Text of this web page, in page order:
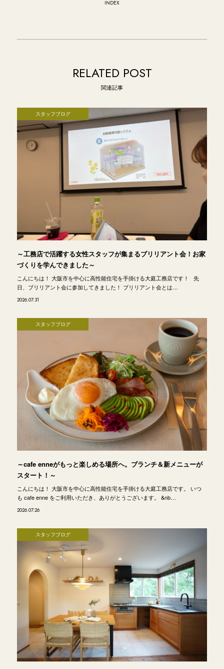
INDEX
RELATED POST
関連記事
スタッフブログ
～工務店で活躍する女性スタッフが集まるブリリアント会！お家
づくりを学んできました～
こんにちは！ 大阪市を中心に高性能住宅を手掛ける大庭工務店です！ 先
日、ブリリアント会に参加してきました！ ブリリアント会とは…
2026.07.31
スタッフブログ
～cafe enneがもっと楽しめる場所へ。ブランチ＆新メニューが
スタート！～
こんにちは！ 大阪市を中心に高性能住宅を手掛ける大庭工務店です。 いつ
も cafe enne をご利用いただき、ありがとうございます。 &nb…
2026.07.26
スタッフブログ